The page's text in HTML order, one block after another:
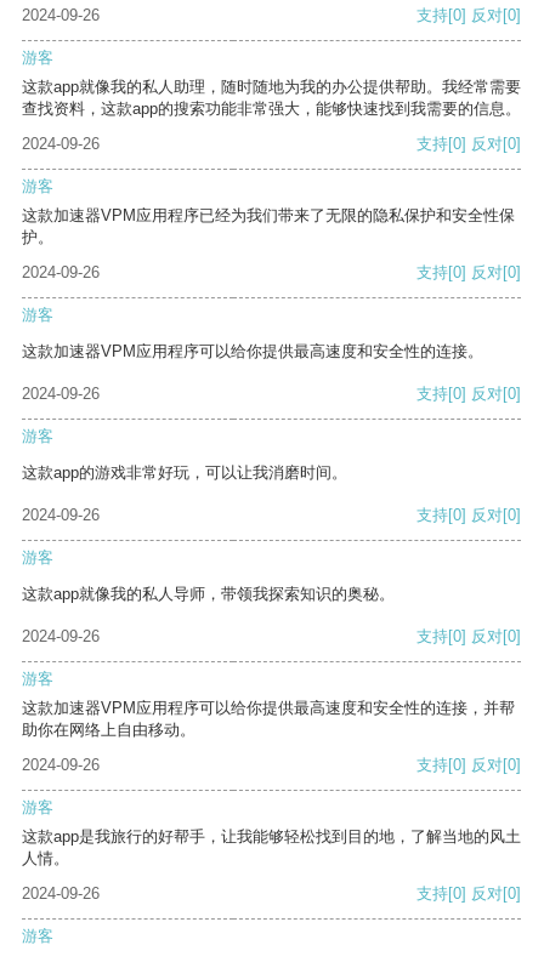
2024-09-26 支持[0] 反对[0]
游客
这款app就像我的私人助理，随时随地为我的办公提供帮助。我经常需要
查找资料，这款app的搜索功能非常强大，能够快速找到我需要的信息。
2024-09-26
支持[0] 反对[0]
游客
这款加速器VPM应用程序已经为我们带来了无限的隐私保护和安全性保
护。
2024-09-26
支持[0] 反对[0]
游客
这款加速器VPM应用程序可以给你提供最高速度和安全性的连接。
2024-09-26 支持[0] 反对[0]
游客
这款app的游戏非常好玩，可以让我消磨时间。
2024-09-26 支持[0] 反对[0]
游客
这款app就像我的私人导师，带领我探索知识的奥秘。
2024-09-26 支持[0] 反对[0]
游客
这款加速器VPM应用程序可以给你提供最高速度和安全性的连接，并帮
助你在网络上自由移动。
2024-09-26
支持[0] 反对[0]
游客
这款app是我旅行的好帮手，让我能够轻松找到目的地，了解当地的风土
人情。
2024-09-26
支持[0] 反对[0]
游客